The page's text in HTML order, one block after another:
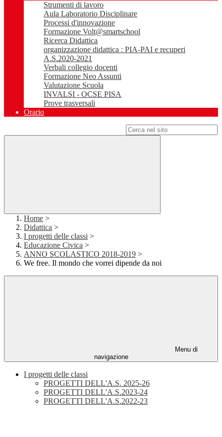
Strumenti di lavoro
Aula Laboratorio Disciplinare
Processi d'innovazione
Formazione Volt@smartschool
Ricerca Didattica
organizzazione didattica : PIA-PAI e recuperi
A.S.2020-2021
Verbali collegio docenti
Formazione Neo Assunti
Valutazione Scuola
INVALSI - OCSE PISA
Prove trasversali
Orario
Home >
Didattica >
I progetti delle classi >
Educazione Civica >
ANNO SCOLASTICO 2018-2019 >
We free. Il mondo che vorrei dipende da noi
Menu di
navigazione
I progetti delle classi
PROGETTI DELL'A.S. 2025-26
PROGETTI DELL'A.S.2023-24
PROGETTI DELL'A.S.2022-23